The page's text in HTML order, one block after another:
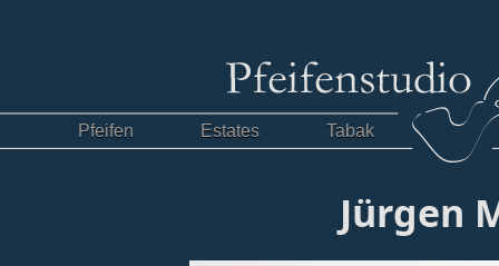
Pfeifen Estates Tabak
Jürgen